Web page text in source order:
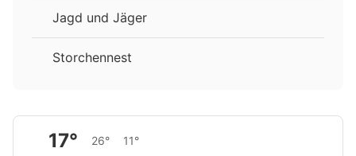
Jagd und Jäger
Storchennest
17° 26° 11°